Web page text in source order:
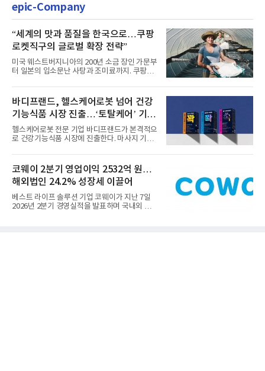
epic-Company
“세계의 맛과 품질을 한국으로…쿠팡
로켓직구의 글로벌 확장 전략”
미국 웨스트버지니아의 200년 소금 장인 가문부
터 일본의 입소문난 사탕과 조미료까지. 쿠팡이
바디프랜드, 헬스케어로봇 넘어 건강
기능식품 시장 진출…‘토탈케어’ 기업
으로 변신
헬스케어로봇 전문 기업 바디프랜드가 본격적으
로 건강기능식품 시장에 진출한다. 마사지 기술
코웨이 2분기 영업이익 2532억 원…
해외법인 24.2% 성장세 이끌어
베스트 라이프 솔루션 기업 코웨이가 지난 7일
2026년 2분기 경영실적을 발표하며 국내외 시